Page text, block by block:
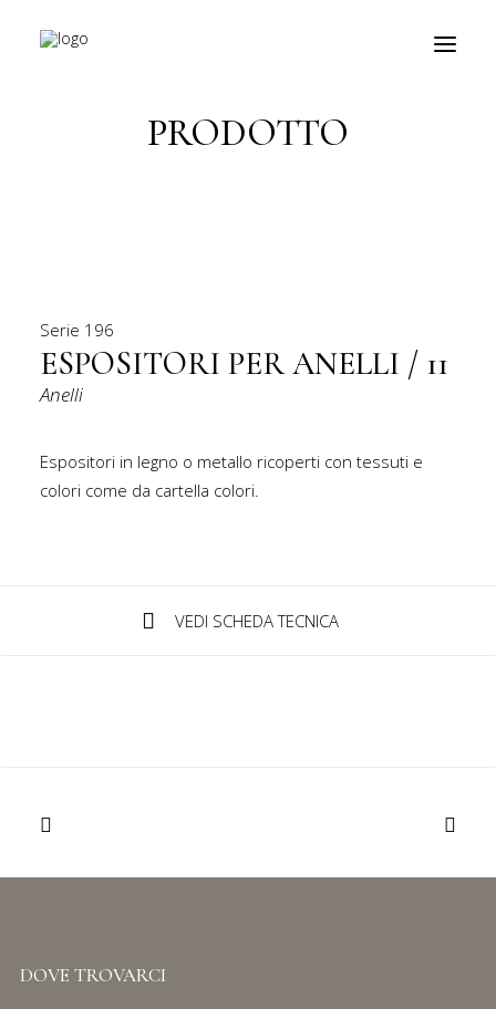
contatti
Ricerca
prodotti
PRODOTTO
Serie 196
ESPOSITORI PER ANELLI / 11
Anelli
Espositori in legno o metallo ricoperti con tessuti e
colori come da cartella colori.
VEDI SCHEDA TECNICA
DOVE TROVARCI